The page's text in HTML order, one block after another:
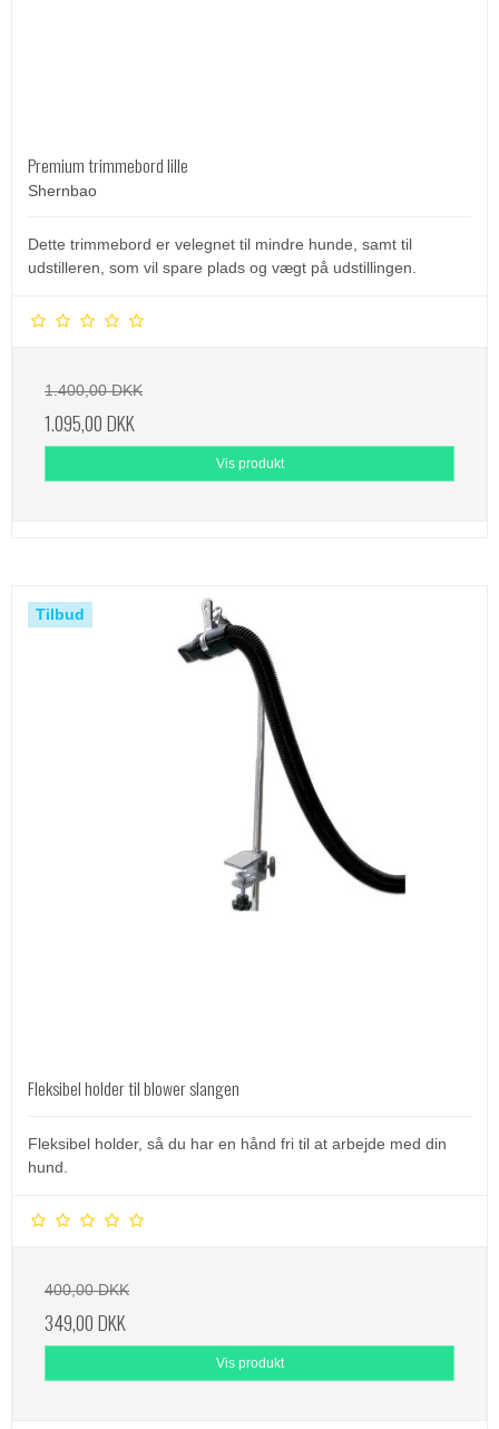
Premium trimmebord lille
Shernbao
Dette trimmebord er velegnet til mindre hunde, samt til
udstilleren, som vil spare plads og vægt på udstillingen.
1.400,00 DKK
1.095,00 DKK
Vis produkt
Tilbud
Fleksibel holder til blower slangen
Fleksibel holder, så du har en hånd fri til at arbejde med din
hund.
400,00 DKK
349,00 DKK
Vis produkt